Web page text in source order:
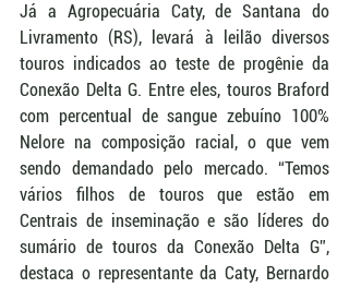
Já a Agropecuária Caty, de Santana do
Livramento (RS), levará à leilão diversos
touros indicados ao teste de progênie da
Conexão Delta G. Entre eles, touros Braford
com percentual de sangue zebuíno 100%
Nelore na composição racial, o que vem
sendo demandado pelo mercado. “Temos
vários filhos de touros que estão em
Centrais de inseminação e são líderes do
sumário de touros da Conexão Delta G”,
destaca o representante da Caty, Bernardo